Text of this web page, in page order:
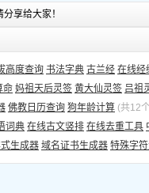
享给大家！
高度查询 书法字典 古兰经 在线经
命 妈祖天后灵签 黄大仙灵签 吕祖
佛教日历查询 狗年龄计算 (共12
词典 在线古文竖排 在线去重工具
生成器 域名证书生成器 特殊字